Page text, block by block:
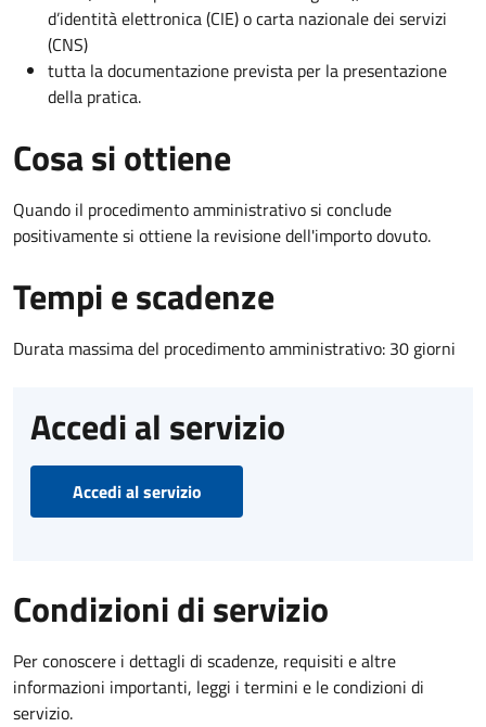
d’identità elettronica (CIE) o carta nazionale dei servizi
(CNS)
tutta la documentazione prevista per la presentazione
della pratica.
Cosa si ottiene
Quando il procedimento amministrativo si conclude
positivamente si ottiene la revisione dell'importo dovuto.
Tempi e scadenze
Durata massima del procedimento amministrativo: 30 giorni
Accedi al servizio
Accedi al servizio
Condizioni di servizio
Per conoscere i dettagli di scadenze, requisiti e altre
informazioni importanti, leggi i termini e le condizioni di
servizio.